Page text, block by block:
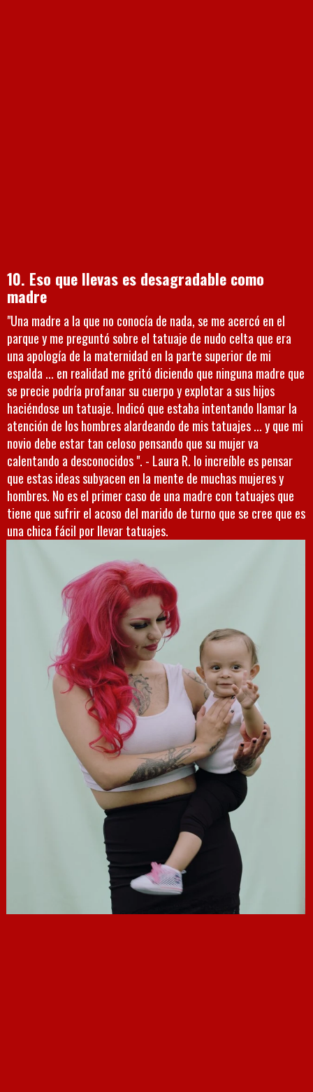
10. Eso que llevas es desagradable como
madre
"Una madre a la que no conocía de nada, se me acercó en el
parque y me preguntó sobre el tatuaje de nudo celta que era
una apología de la maternidad en la parte superior de mi
espalda ... en realidad me gritó diciendo que ninguna madre que
se precie podría profanar su cuerpo y explotar a sus hijos
haciéndose un tatuaje. Indicó que estaba intentando llamar la
atención de los hombres alardeando de mis tatuajes ... y que mi
novio debe estar tan celoso pensando que su mujer va
calentando a desconocidos ". - Laura R. lo increíble es pensar
que estas ideas subyacen en la mente de muchas mujeres y
hombres. No es el primer caso de una madre con tatuajes que
tiene que sufrir el acoso del marido de turno que se cree que es
una chica fácil por llevar tatuajes.